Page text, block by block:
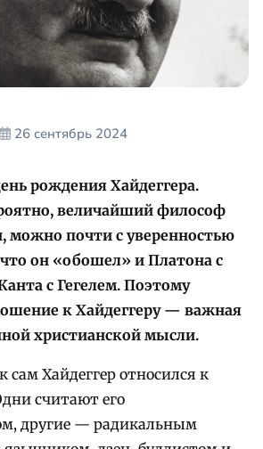
26 сентябрь 2024
рождения Хайдеггера.
величайший философ
можно почти с уверенностью
он «обошел» и Платона с
с Гегелем. Поэтому
к Хайдеггеру — важная
христианской мысли.
сам Хайдеггер относился к
считают его
другие — радикальным